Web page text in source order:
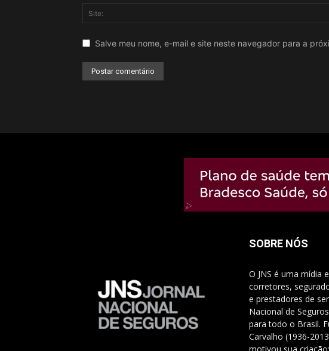
Salve meu nome, e-mail e site neste navegador para a
SOBRE NÓS
O JNS é uma mídia
corretores,
e prestadores de
Nacional de
para todo o Brasil.
Carvalho (1936-
motivou sua